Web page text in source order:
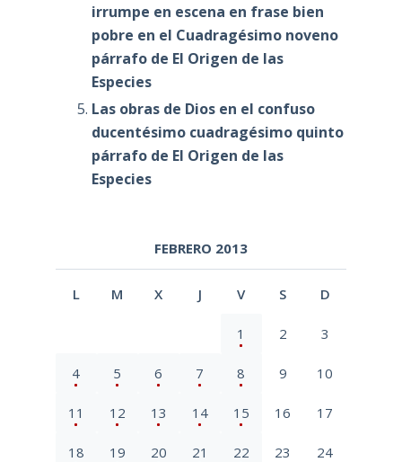
irrumpe en escena en frase bien
pobre en el Cuadragésimo noveno
párrafo de El Origen de las
Especies
Las obras de Dios en el confuso
ducentésimo cuadragésimo quinto
párrafo de El Origen de las
Especies
FEBRERO 2013
L M X J V S D
1 2 3
4 5 6 7 8 9 10
11 12 13 14 15 16 17
18 19 20 21 22 23 24